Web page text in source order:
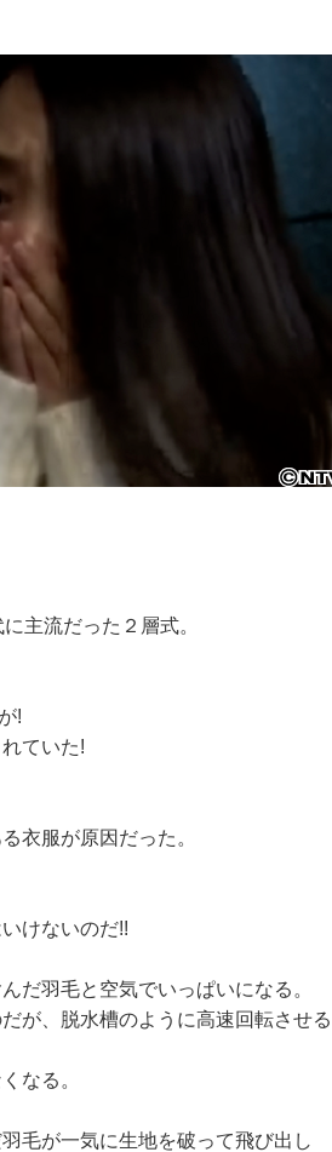
主流だった２層式。
!
ていた!
衣服が原因だった。
けないのだ!!
だ羽毛と空気でいっぱいになる。
が、脱水槽のように高速回転させる
なる。
毛が一気に生地を破って飛び出し